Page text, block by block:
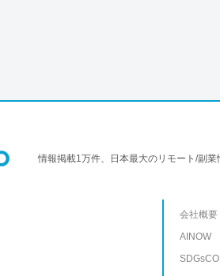
情報掲載1万件、日本最大のリモート/副業
会社概要
AINOW